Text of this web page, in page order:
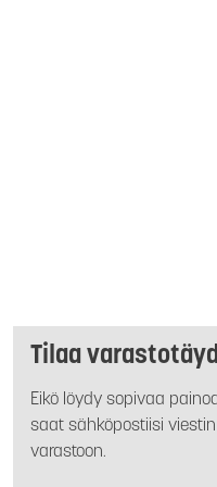
Tilaa
Eikö löydy sopivaa
saat sähköpostiisi
varastoon.